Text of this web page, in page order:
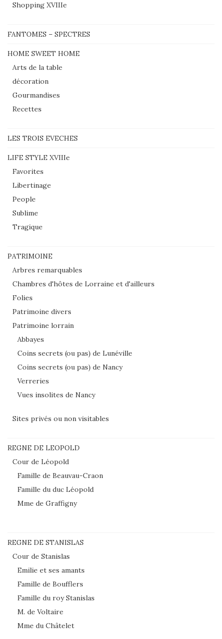
Shopping XVIIIe
FANTOMES – SPECTRES
HOME SWEET HOME
Arts de la table
décoration
Gourmandises
Recettes
LES TROIS EVECHES
LIFE STYLE XVIIIe
Favorites
Libertinage
People
Sublime
Tragique
PATRIMOINE
Arbres remarquables
Chambres d'hôtes de Lorraine et d'ailleurs
Folies
Patrimoine divers
Patrimoine lorrain
Abbayes
Coins secrets (ou pas) de Lunéville
Coins secrets (ou pas) de Nancy
Verreries
Vues insolites de Nancy
Sites privés ou non visitables
REGNE DE LEOPOLD
Cour de Léopold
Famille de Beauvau-Craon
Famille du duc Léopold
Mme de Graffigny
REGNE DE STANISLAS
Cour de Stanislas
Emilie et ses amants
Famille de Boufflers
Famille du roy Stanislas
M. de Voltaire
Mme du Châtelet